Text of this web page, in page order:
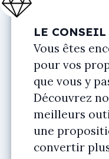
LE CONSEIL
Vous êtes
pour vos
que vous y
Découvrez
meilleurs
une
convertir